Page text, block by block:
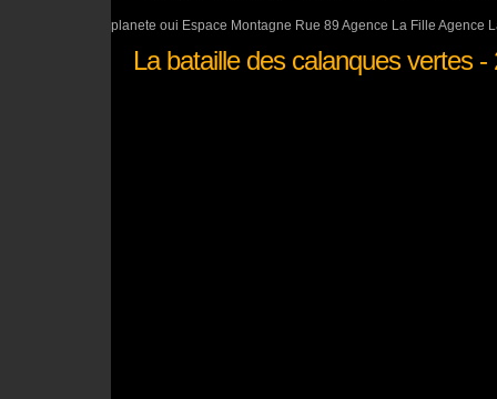
planete oui Espace Montagne Rue 89 Agence La Fille Agence
La bataille des calanques vertes -